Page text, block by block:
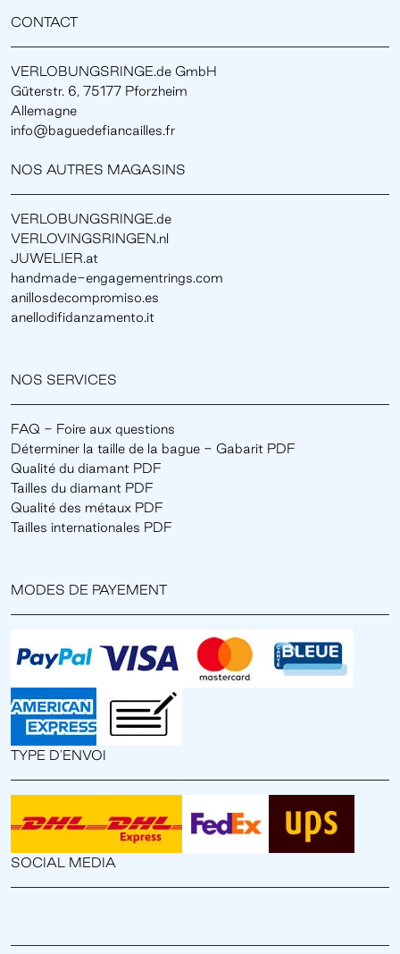
CONTACT
VERLOBUNGSRINGE.de GmbH
Güterstr. 6, 75177 Pforzheim
Allemagne
info@baguedefiancailles.fr
NOS AUTRES MAGASINS
VERLOBUNGSRINGE.de
VERLOVINGSRINGEN.nl
JUWELIER.at
handmade-engagementrings.com
anillosdecompromiso.es
anellodifidanzamento.it
NOS SERVICES
FAQ - Foire aux questions
Déterminer la taille de la bague - Gabarit PDF
Qualité du diamant PDF
Tailles du diamant PDF
Qualité des métaux PDF
Tailles internationales PDF
MODES DE PAYEMENT
TYPE D'ENVOI
SOCIAL MEDIA